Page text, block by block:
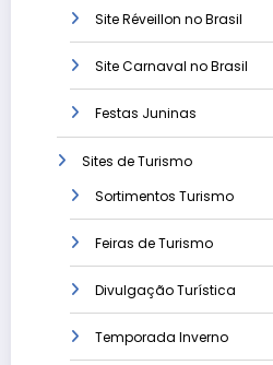
Site Réveillon no Brasil
Site Carnaval no Brasil
Festas Juninas
Sites de Turismo
Sortimentos Turismo
Feiras de Turismo
Divulgação Turística
Temporada Inverno